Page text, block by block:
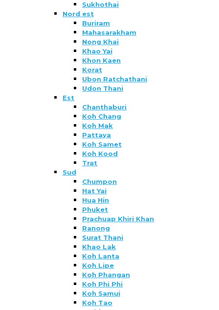
Sukhothai
Nord est
Buriram
Mahasarakham
Nong Khai
Khao Yai
Khon Kaen
Korat
Ubon Ratchathani
Udon Thani
Est
Chanthaburi
Koh Chang
Koh Mak
Pattaya
Koh Samet
Koh Kood
Trat
Sud
Chumpon
Hat Yai
Hua Hin
Phuket
Prachuap Khiri Khan
Ranong
Surat Thani
Khao Lak
Koh Lanta
Koh Lipe
Koh Phangan
Koh Phi Phi
Koh Samui
Koh Tao